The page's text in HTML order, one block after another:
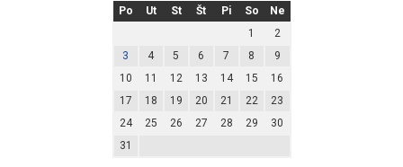
Po
Ut St Št Pi So
Ne
1
2
3
4 5 6 7 8
9
10
11 12 13 14 15
16
17
18 19 20 21 22
23
24
25 26 27 28 29
30
31